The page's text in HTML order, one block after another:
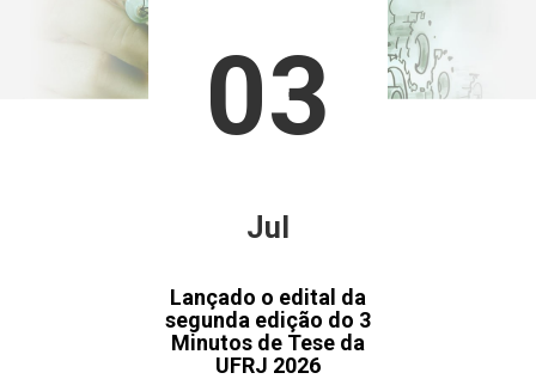
03
Jul
Lançado o edital da
segunda edição do 3
Minutos de Tese da
UFRJ 2026